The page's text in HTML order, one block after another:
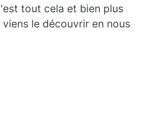
tout cela et bien plus
le découvrir en nous